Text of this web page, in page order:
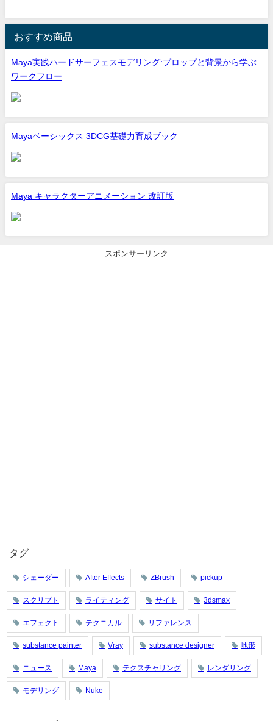
おすすめ商品
Maya実践ハードサーフェスモデリング:プロップと背景から学ぶ
ワークフロー
Mayaベーシックス 3DCG基礎力育成ブック
Maya キャラクターアニメーション 改訂版
スポンサーリンク
タグ
シェーダー After Effects ZBrush pickup
スクリプト ライティング サイト 3dsmax
エフェクト テクニカル リファレンス
substance painter Vray substance designer 地形
ニュース Maya テクスチャリング レンダリング
モデリング Nuke